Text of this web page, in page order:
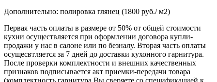
Дополнительно: полировка глянец (1800 руб./ м2)
Первая часть оплаты в размере от 50% от общей стоимости
кухни осуществляется при оформлении договора купли-
продажи у нас в салоне или по безналу. Вторая часть оплаты
осущесвтляется за 7 дней до доставки кухонного гарнитура.
После проверки комплектности и внешних качественных
признаков подписывается акт приемки-передачи товара
(комплектность гарнитура Вы сверяете со спецификацией к